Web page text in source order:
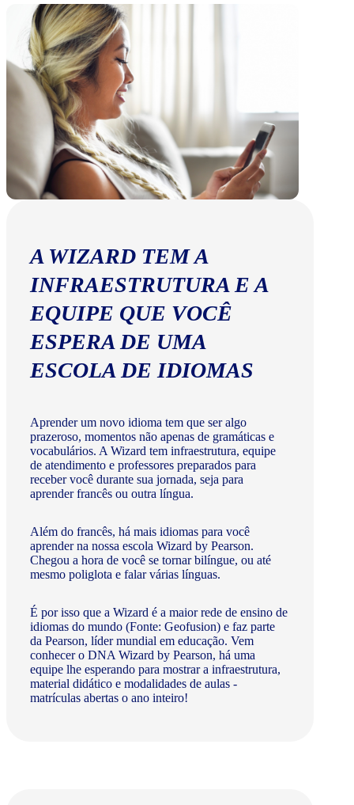
A WIZARD TEM A
INFRAESTRUTURA E A
EQUIPE QUE VOCÊ
ESPERA DE UMA
ESCOLA DE IDIOMAS
Aprender um novo idioma tem que ser algo
prazeroso, momentos não apenas de gramáticas e
vocabulários. A Wizard tem infraestrutura, equipe
de atendimento e professores preparados para
receber você durante sua jornada, seja para
aprender francês ou outra língua.
Além do francês, há mais idiomas para você
aprender na nossa escola Wizard by Pearson.
Chegou a hora de você se tornar bilíngue, ou até
mesmo poliglota e falar várias línguas.
É por isso que a Wizard é a maior rede de ensino de
idiomas do mundo (Fonte: Geofusion) e faz parte
da Pearson, líder mundial em educação. Vem
conhecer o DNA Wizard by Pearson, há uma
equipe lhe esperando para mostrar a infraestrutura,
material didático e modalidades de aulas -
matrículas abertas o ano inteiro!